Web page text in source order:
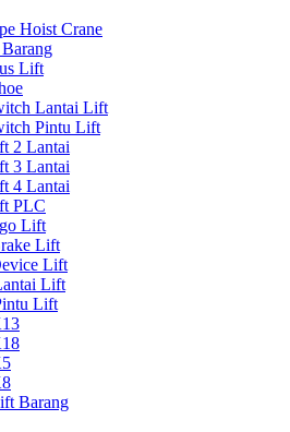
Hoist Crane
Lift
Lantai Lift
Pintu Lift
2 Lantai
3 Lantai
4 Lantai
PLC
Lift
Lift
Lift
Lift
Lift
Barang